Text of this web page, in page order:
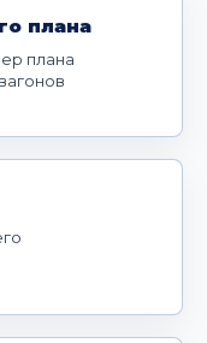
плана
плана